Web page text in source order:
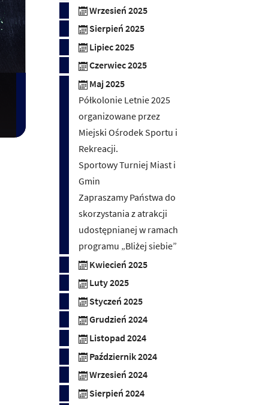
Wrzesień 2025
Sierpień 2025
Lipiec 2025
Czerwiec 2025
Maj 2025
Półkolonie Letnie 2025
organizowane przez
Miejski Ośrodek Sportu i
Rekreacji.
Sportowy Turniej Miast i
Gmin
Zapraszamy Państwa do
skorzystania z atrakcji
udostępnianej w ramach
programu „Bliżej siebie”
Kwiecień 2025
Luty 2025
Styczeń 2025
Grudzień 2024
Listopad 2024
Październik 2024
Wrzesień 2024
Sierpień 2024